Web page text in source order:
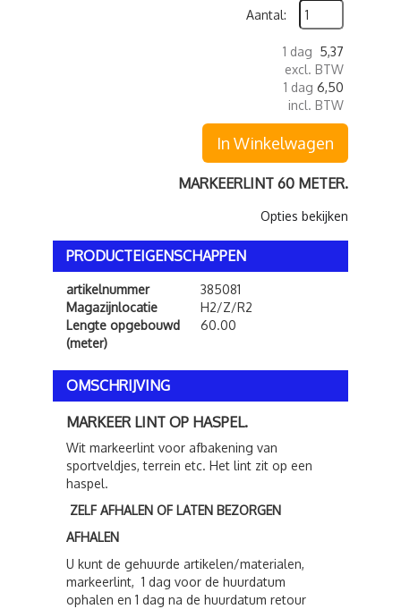
Aantal:
1 dag 5,37
excl. BTW
1 dag 6,50
incl. BTW
In Winkelwagen
MARKEERLINT 60 METER.
Opties bekijken
PRODUCTEIGENSCHAPPEN
artikelnummer
385081
Magazijnlocatie
H2/Z/R2
Lengte opgebouwd
(meter)
60.00
OMSCHRIJVING
MARKEER LINT OP HASPEL.
Wit markeerlint voor afbakening van
sportveldjes, terrein etc. Het lint zit op een
haspel.
ZELF AFHALEN OF LATEN BEZORGEN
AFHALEN
U kunt de gehuurde artikelen/materialen,
markeerlint, 1 dag voor de huurdatum
ophalen en 1 dag na de huurdatum retour